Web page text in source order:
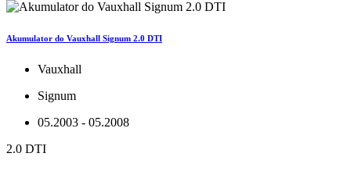
Akumulator do Vauxhall Signum 2.0 DTI
Vauxhall
Signum
05.2003 - 05.2008
2.0 DTI